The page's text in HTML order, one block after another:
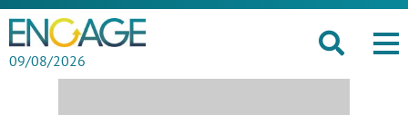
09/08/2026